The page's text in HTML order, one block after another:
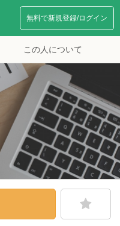
無料で新規登録/ログイン
この人について